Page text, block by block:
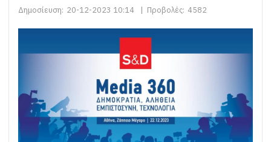
Δημοσίευση: 20-12-2023 10:14 | Προβολές: 4582